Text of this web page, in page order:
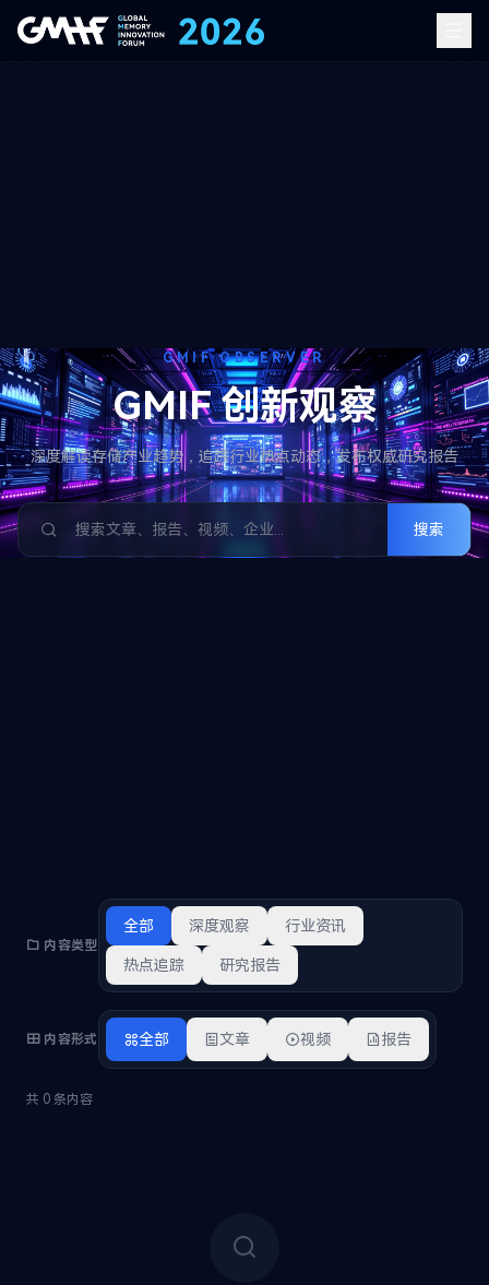
GMIF OBSERVER
GMIF 创新观察
深度解读存储产业趋势，追踪行业热点动态，发布权威研究报告
搜索
内容类型
全部 深度观察 行业资讯
热点追踪 研究报告
内容形式 全部 文章 视频 报告
共 0 条内容